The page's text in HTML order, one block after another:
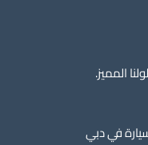
المميز.
في دبي